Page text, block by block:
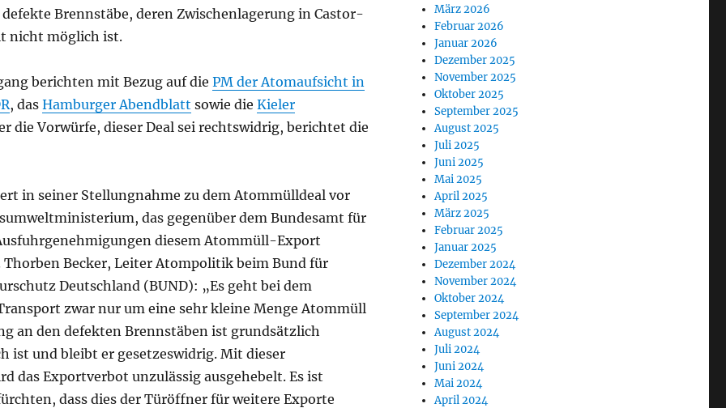
Brennstäbe, deren Zwischenlagerung in Castor-
nicht möglich ist.
berichten mit Bezug auf die PM der Atomaufsicht in
, das Hamburger Abendblatt sowie die Kieler
die Vorwürfe, dieser Deal sei rechtswidrig, berichtet die
in seiner Stellungnahme zu dem Atommülldeal vor
das gegenüber dem Bundesamt für
diesem Atommüll-Export
Becker, Leiter Atompolitik beim Bund für
Deutschland (BUND): „Es geht bei dem
zwar nur um eine sehr kleine Menge Atommüll
an den defekten Brennstäben ist grundsätzlich
ist und bleibt er gesetzeswidrig. Mit dieser
das Exportverbot unzulässig ausgehebelt. Es ist
dass dies der Türöffner für weitere Exporte
März 2026
Februar 2026
Januar 2026
Dezember 2025
November 2025
Oktober 2025
September 2025
August 2025
Juli 2025
Juni 2025
Mai 2025
April 2025
März 2025
Februar 2025
Januar 2025
Dezember 2024
November 2024
Oktober 2024
September 2024
August 2024
Juli 2024
Juni 2024
Mai 2024
April 2024